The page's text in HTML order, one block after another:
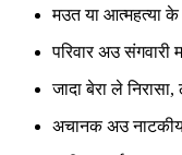
मउत या आत्महत्या के
परिवार अउ संगवारी
जादा बेरा ले
अचानक अउ नाटकीय